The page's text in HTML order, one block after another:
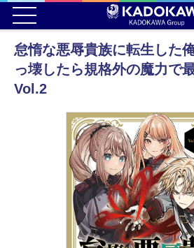
怠惰な悪辱貴族に転生した
っ壊したら規格外の魔力で
Vol.2